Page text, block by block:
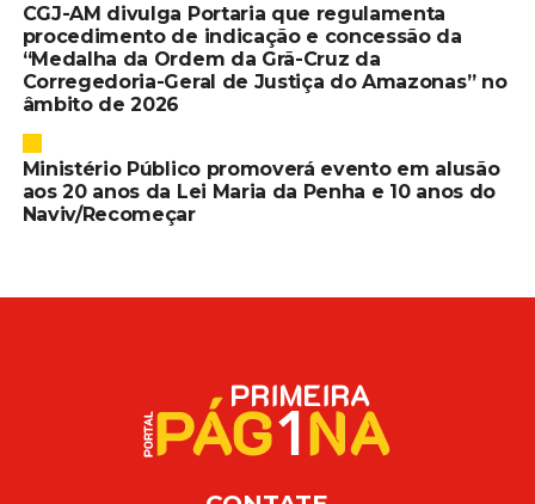
CGJ-AM divulga Portaria que regulamenta
procedimento de indicação e concessão da
“Medalha da Ordem da Grã-Cruz da
Corregedoria-Geral de Justiça do Amazonas” no
âmbito de 2026
Ministério Público promoverá evento em alusão
aos 20 anos da Lei Maria da Penha e 10 anos do
Naviv/Recomeçar